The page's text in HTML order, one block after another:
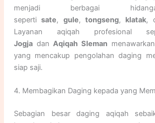
menjadi berbagai
sepertisate, gule, tongseng, klatak,
Layanan aqiqah profesional
JogjadanAqiqah Sleman
yang mencakup pengolahan daging
siap saji.
4. Membagikan Daging kepada yang
Sebagian besar daging aqiqah